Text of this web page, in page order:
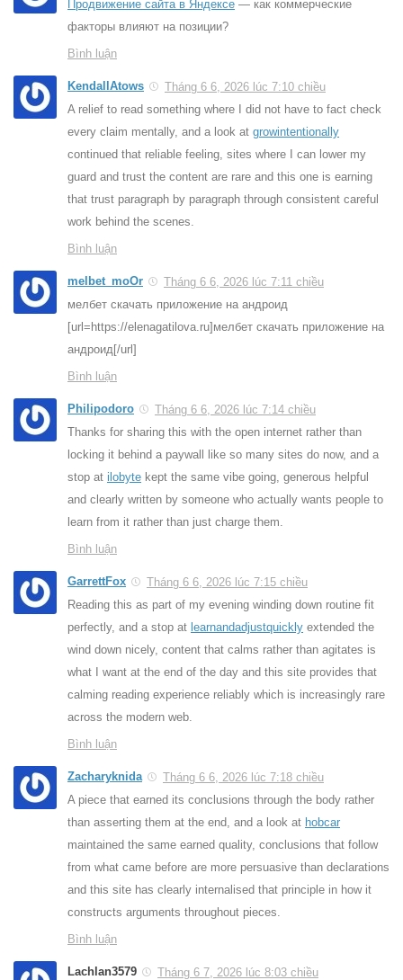
Продвижение сайта в Яндексе — как коммерческие
факторы влияют на позиции?
Bình luận
KendallAtows
Tháng 6 6, 2026 lúc 7:10 chiều
A relief to read something where I did not have to fact check
every claim mentally, and a look at growintentionally
continued that reliable feeling, sites where I can lower my
guard and trust the content are rare and this one is earning
that trust paragraph by paragraph through consistent careful
work behind the scenes.
Bình luận
melbet_moOr
Tháng 6 6, 2026 lúc 7:11 chiều
мелбет скачать приложение на андроид
[url=https://elenagatilova.ru]мелбет скачать приложение на
андроид[/url]
Bình luận
Philipodoro
Tháng 6 6, 2026 lúc 7:14 chiều
Thanks for sharing this with the open internet rather than
locking it behind a paywall like so many sites do now, and a
stop at ilobyte kept the same vibe going, generous helpful
and clearly written by someone who actually wants people to
learn from it rather than just charge them.
Bình luận
GarrettFox
Tháng 6 6, 2026 lúc 7:15 chiều
Reading this as part of my evening winding down routine fit
perfectly, and a stop at learnandadjustquickly extended the
wind down nicely, content that calms rather than agitates is
what I want at the end of the day and this site provides that
calming reading experience reliably which is increasingly rare
across the modern web.
Bình luận
Zacharyknida
Tháng 6 6, 2026 lúc 7:18 chiều
A piece that earned its conclusions through the body rather
than asserting them at the end, and a look at hobcar
maintained the same earned quality, conclusions that follow
from what came before are more persuasive than declarations
and this site has clearly internalised that principle in how it
constructs arguments throughout pieces.
Bình luận
Lachlan3579
Tháng 6 7, 2026 lúc 8:03 chiều